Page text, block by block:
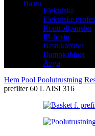
Bastu
Elektriska
Elektriske
Kontrollpaneler
IR-bastu
Bastukabiner
Dampkabiner
Ånga
Hem Pool Poolutrustning
prefilter 60 L AISI 316